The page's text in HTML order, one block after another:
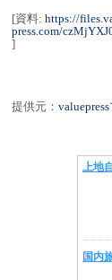
[資料: https://
press.com/
]
提供元：